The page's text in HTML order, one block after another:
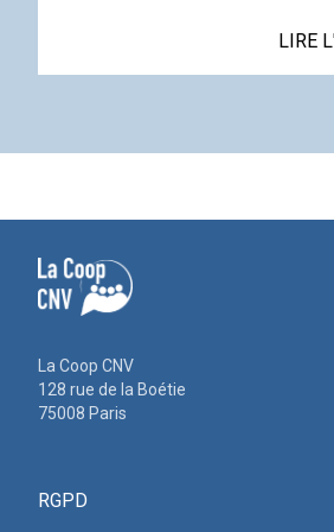
La Coop CNV
128 rue de la Boétie
75008 Paris
RGPD